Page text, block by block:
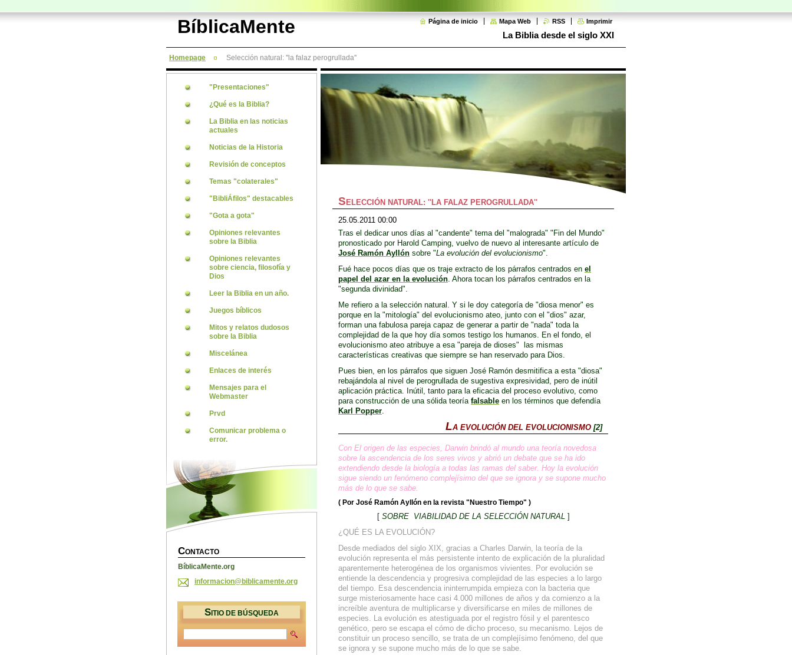
BíblicaMente Página de inicio Mapa Web RSS Imprimir
La Biblia desde el siglo XXI
Homepage Selección natural: ''la falaz perogrullada''
S ELECCIÓN NATURAL: ''LA FALAZ PEROGRULLADA''
25.05.2011 00:00
Tras el dedicar unos días al "candente" tema del "malograda" "Fin del Mundo"
pronosticado por Harold Camping, vuelvo de nuevo al interesante artículo de
José Ramón Ayllón sobre "La evolución del evolucionismo".
Fué hace pocos días que os traje extracto de los párrafos centrados en el
papel del azar en la evolución. Ahora tocan los párrafos centrados en la
"segunda divinidad".
Me refiero a la selección natural. Y si le doy categoría de "diosa menor" es
porque en la "mitología" del evolucionismo ateo, junto con el "dios" azar,
forman una fabulosa pareja capaz de generar a partir de "nada" toda la
complejidad de la que hoy día somos testigo los humanos. En el fondo, el
evolucionismo ateo atribuye a esa "pareja de dioses" las mismas
características creativas que siempre se han reservado para Dios.
Pues bien, en los párrafos que siguen José Ramón desmitifica a esta "diosa"
rebajándola al nivel de perogrullada de sugestiva expresividad, pero de inútil
aplicación práctica. Inútil, tanto para la eficacia del proceso evolutivo, como
para construcción de una sólida teoría falsable en los términos que defendía
Karl Popper.
LA EVOLUCIÓN DEL EVOLUCIONISMO [2]
Con El origen de las especies, Darwin brindó al mundo una teoría novedosa
sobre la ascendencia de los seres vivos y abrió un debate que se ha ido
extendiendo desde la biología a todas las ramas del saber. Hoy la evolución
sigue siendo un fenómeno complejísimo del que se ignora y se supone mucho
más de lo que se sabe.
( Por José Ramón Ayllón en la revista "Nuestro Tiempo" )
[ SOBRE VIABILIDAD DE LA SELECCIÓN NATURAL ]
¿QUÉ ES LA EVOLUCIÓN?
Desde mediados del siglo XIX, gracias a Charles Darwin, la teoría de la
evolución representa el más persistente intento de explicación de la pluralidad
aparentemente heterogénea de los organismos vivientes. Por evolución se
entiende la descendencia y progresiva complejidad de las especies a lo largo
del tiempo. Esa descendencia ininterrumpida empieza con la bacteria que
surge misteriosamente hace casi 4.000 millones de años y da comienzo a la
increíble aventura de multiplicarse y diversificarse en miles de millones de
especies. La evolución es atestiguada por el registro fósil y el parentesco
genético, pero se escapa el cómo de dicho proceso, su mecanismo. Lejos de
constituir un proceso sencillo, se trata de un complejísimo fenómeno, del que
se ignora y se supone mucho más de lo que se sabe.
"Presentaciones"
¿Qué es la Biblia?
La Biblia en las noticias
actuales
Noticias de la Historia
Revisión de conceptos
Temas "colaterales"
"BibliÁfilos" destacables
"Gota a gota"
Opiniones relevantes
sobre la Biblia
Opiniones relevantes
sobre ciencia, filosofía y
Dios
Leer la Biblia en un año.
Juegos bíblicos
Mitos y relatos dudosos
sobre la Biblia
Miscelánea
Enlaces de interés
Mensajes para el
Webmaster
Prvd
Comunicar problema o
error.
CONTACTO
BíblicaMente.org
informacion@bibl icamente.org
S ITIO DE BÚSQUEDA